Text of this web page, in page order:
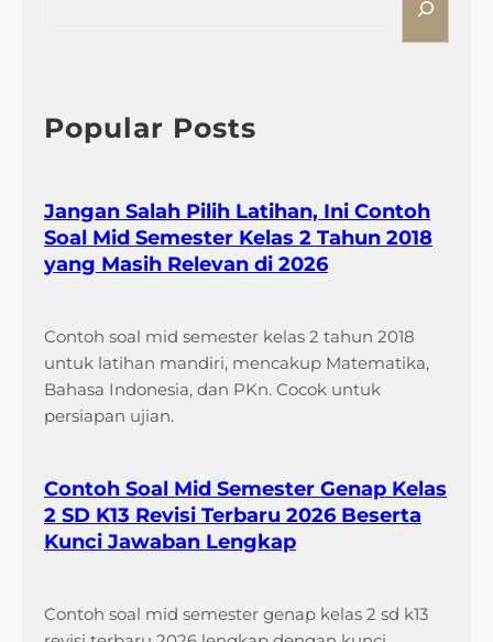
h
Popular Posts
Jangan Salah Pilih Latihan, Ini Contoh
Soal Mid Semester Kelas 2 Tahun 2018
yang Masih Relevan di 2026
Contoh soal mid semester kelas 2 tahun 2018
untuk latihan mandiri, mencakup Matematika,
Bahasa Indonesia, dan PKn. Cocok untuk
persiapan ujian.
Contoh Soal Mid Semester Genap Kelas
2 SD K13 Revisi Terbaru 2026 Beserta
Kunci Jawaban Lengkap
Contoh soal mid semester genap kelas 2 sd k13